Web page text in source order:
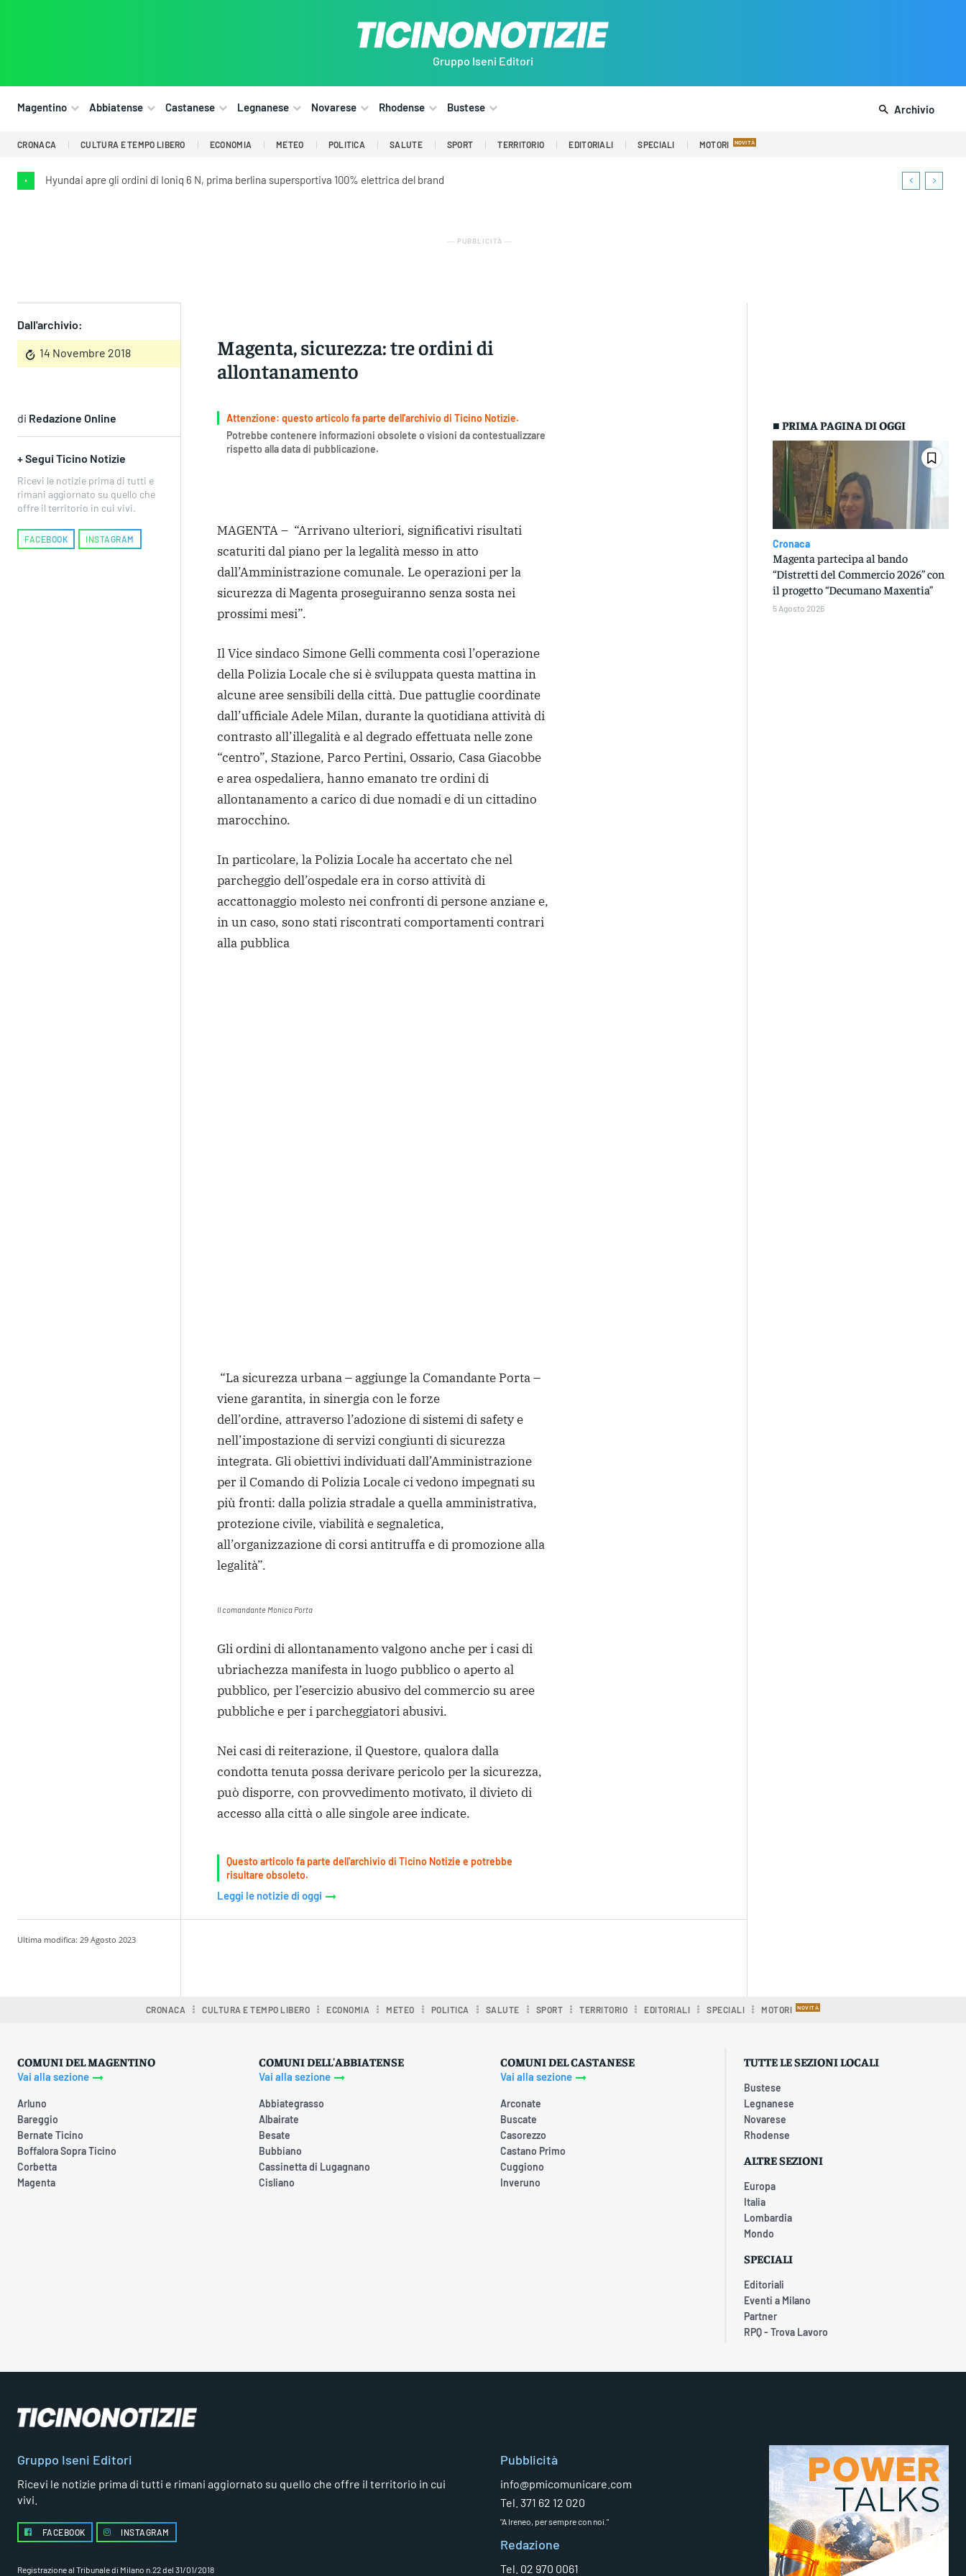
Gruppo Iseni Editori
Magentino Abbiatense Castanese Legnanese Novarese Rhodense Bustese Archivio
CRONACA CULTURA E TEMPO LIBERO ECONOMIA METEO POLITICA SALUTE SPORT TERRITORIO EDITORIALI SPECIALI MOTORI
• Hyundai apre gli ordini di Ioniq 6 N, prima berlina supersportiva 100% elettrica del brand
― PUBBLICITÀ ―
Dall'archivio:
14 Novembre 2018
Magenta, sicurezza: tre ordini di
allontanamento
di Redazione Online
+ Segui Ticino Notizie
Ricevi le notizie prima di tutti e
rimani aggiornato su quello che
offre il territorio in cui vivi.
FACEBOOK INSTAGRAM
Attenzione: questo articolo fa parte dell'archivio di Ticino Notizie.
Potrebbe contenere informazioni obsolete o visioni da contestualizzare
rispetto alla data di pubblicazione.
MAGENTA – “Arrivano ulteriori, significativi risultati
scaturiti dal piano per la legalità messo in atto
dall’Amministrazione comunale. Le operazioni per la
sicurezza di Magenta proseguiranno senza sosta nei
prossimi mesi”.
Il Vice sindaco Simone Gelli commenta così l’operazione
della Polizia Locale che si è sviluppata questa mattina in
alcune aree sensibili della città. Due pattuglie coordinate
dall’ufficiale Adele Milan, durante la quotidiana attività di
contrasto all’illegalità e al degrado effettuata nelle zone
“centro”, Stazione, Parco Pertini, Ossario, Casa Giacobbe
e area ospedaliera, hanno emanato tre ordini di
allontanamento a carico di due nomadi e di un cittadino
marocchino.
In particolare, la Polizia Locale ha accertato che nel
parcheggio dell’ospedale era in corso attività di
accattonaggio molesto nei confronti di persone anziane e,
in un caso, sono stati riscontrati comportamenti contrari
alla pubblica
“La sicurezza urbana – aggiunge la Comandante Porta –
viene garantita, in sinergia con le forze
dell’ordine, attraverso l’adozione di sistemi di safety e
nell’impostazione di servizi congiunti di sicurezza
integrata. Gli obiettivi individuati dall’Amministrazione
per il Comando di Polizia Locale ci vedono impegnati su
più fronti: dalla polizia stradale a quella amministrativa,
protezione civile, viabilità e segnaletica,
all’organizzazione di corsi antitruffa e di promozione alla
legalità”.
Il comandante Monica Porta
Gli ordini di allontanamento valgono anche per i casi di
ubriachezza manifesta in luogo pubblico o aperto al
pubblico, per l’esercizio abusivo del commercio su aree
pubbliche e per i parcheggiatori abusivi.
Nei casi di reiterazione, il Questore, qualora dalla
condotta tenuta possa derivare pericolo per la sicurezza,
può disporre, con provvedimento motivato, il divieto di
accesso alla città o alle singole aree indicate.
Questo articolo fa parte dell'archivio di Ticino Notizie e potrebbe
risultare obsoleto.
Leggi le notizie di oggi
■ PRIMA PAGINA DI OGGI
Cronaca
Magenta partecipa al bando
“Distretti del Commercio 2026” con
il progetto “Decumano Maxentia”
5 Agosto 2026
Ultima modifica: 29 Agosto 2023
CRONACA CULTURA E TEMPO LIBERO ECONOMIA METEO POLITICA SALUTE SPORT TERRITORIO EDITORIALI SPECIALI MOTORI
COMUNI DEL MAGENTINO
Vai alla sezione
Arluno
Bareggio
Bernate Ticino
Boffalora Sopra Ticino
Corbetta
Magenta
COMUNI DELL'ABBIATENSE
Vai alla sezione
Abbiategrasso
Albairate
Besate
Bubbiano
Cassinetta di Lugagnano
Cisliano
COMUNI DEL CASTANESE
Vai alla sezione
Arconate
Buscate
Casorezzo
Castano Primo
Cuggiono
Inveruno
TUTTE LE SEZIONI LOCALI
Bustese
Legnanese
Novarese
Rhodense
ALTRE SEZIONI
Europa
Italia
Lombardia
Mondo
SPECIALI
Editoriali
Eventi a Milano
Partner
RPQ - Trova Lavoro
Gruppo Iseni Editori
Ricevi le notizie prima di tutti e rimani aggiornato su quello che offre il territorio in cui
vivi.
FACEBOOK INSTAGRAM
Registrazione al Tribunale di Milano n.22 del 31/01/2018
Pubblicità
info@pmicomunicare.com
Tel. 371 62 12 020
"A Ireneo, per sempre con noi."
Redazione
Tel. 02 970 0061